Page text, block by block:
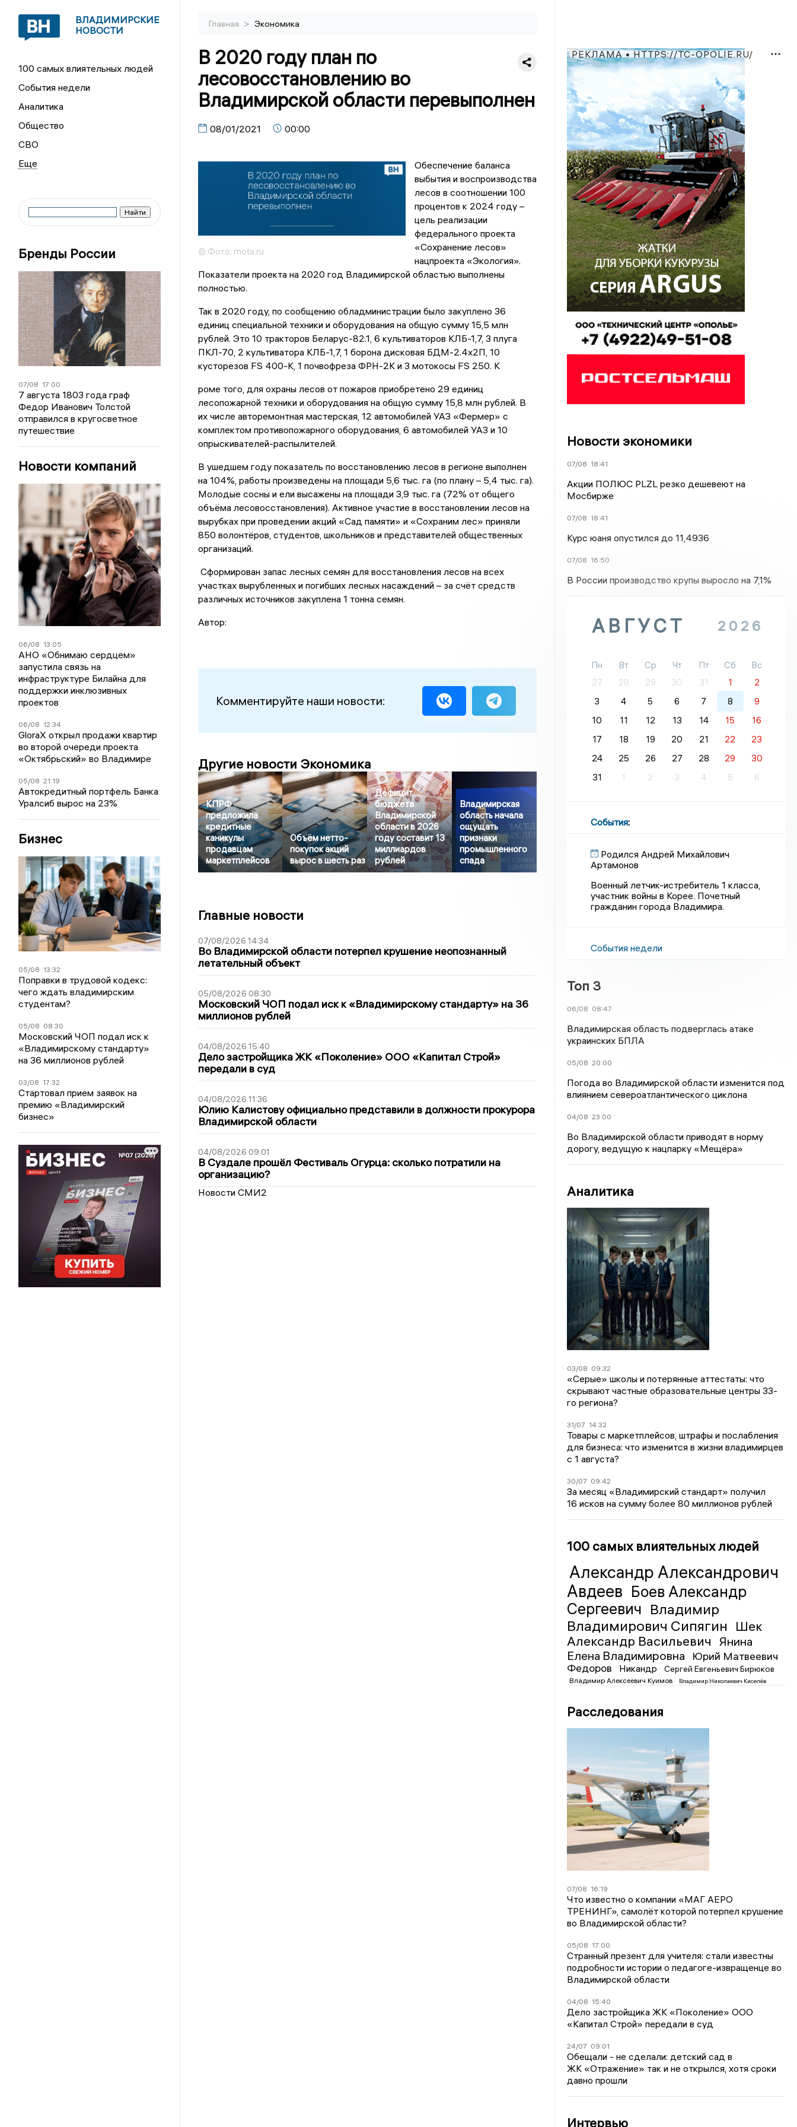
ВЛАДИМИРСКИЕ
НОВОСТИ
100 самых влиятельных людей
События недели
Аналитика
Общество
СВО
Бренды России
07/08 17:00
7 августа 1803 года граф
Федор Иванович Толстой
отправился в кругосветное
путешествие
Новости компаний
06/08 13:05
АНО «Обнимаю сердцем»
запустила связь на
инфраструктуре Билайна для
поддержки инклюзивных
проектов
06/08 12:34
GloraX открыл продажи квартир
во второй очереди проекта
«Октябрьский» во Владимире
05/08 21:19
Автокредитный портфель Банка
Уралсиб вырос на 23%
Бизнес
05/08 13:32
Поправки в трудовой кодекс:
чего ждать владимирским
студентам?
05/08 08:30
Московский ЧОП подал иск к
«Владимирскому стандарту»
на 36 миллионов рублей
03/08 17:32
Стартовал прием заявок на
премию «Владимирский
бизнес»
Главная > Экономика
В 2020 году план по
лесовосстановлению во
Владимирской области перевыполнен
08/01/2021 00:00
© Фото: mota.ru
Обеспечение баланса
выбытия и воспроизводства
лесов в соотношении 100
процентов к 2024 году –
цель реализации
федерального проекта
«Сохранение лесов»
нацпроекта «Экология».
Показатели проекта на 2020 год Владимирской областью выполнены
полностью.
Так в 2020 году, по сообщению обладминистрации было закуплено 36
единиц специальной техники и оборудования на общую сумму 15,5 млн
рублей. Это 10 тракторов Беларус-82.1, 6 культиваторов КЛБ-1,7, 3 плуга
ПКЛ-70, 2 культиватора КЛБ-1,7, 1 борона дисковая БДМ-2.4х2П, 10
кусторезов FS 400-K, 1 почвофреза ФРН-2К и 3 мотокосы FS 250. К
роме того, для охраны лесов от пожаров приобретено 29 единиц
лесопожарной техники и оборудования на общую сумму 15,8 млн рублей. В
их числе авторемонтная мастерская, 12 автомобилей УАЗ «Фермер» с
комплектом противопожарного оборудования, 6 автомобилей УАЗ и 10
опрыскивателей-распылителей.
В ушедшем году показатель по восстановлению лесов в регионе выполнен
на 104%, работы произведены на площади 5,6 тыс. га (по плану – 5,4 тыс. га).
Молодые сосны и ели высажены на площади 3,9 тыс. га (72% от общего
объёма лесовосстановления). Активное участие в восстановлении лесов на
вырубках при проведении акций «Сад памяти» и «Сохраним лес» приняли
850 волонтёров, студентов, школьников и представителей общественных
организаций.
Сформирован запас лесных семян для восстановления лесов на всех
участках вырубленных и погибших лесных насаждений – за счёт средств
различных источников закуплена 1 тонна семян.
Автор:
Комментируйте наши новости:
Другие новости Экономика
КПРФ
предложила
кредитные
каникулы
продавцам
маркетплейсов
Объём нетто-
покупок акций
вырос в шесть раз
Дефицит
бюджета
Владимирской
области в 2026
году составит 13
миллиардов
рублей
Владимирская
область начала
ощущать
признаки
промышленного
спада
Главные новости
07/08/2026 14:34
Во Владимирской области потерпел крушение неопознанный
летательный объект
05/08/2026 08:30
Московский ЧОП подал иск к «Владимирскому стандарту» на 36
миллионов рублей
04/08/2026 15:40
Дело застройщика ЖК «Поколение» ООО «Капитал Строй»
передали в суд
04/08/2026 11:36
Юлию Калистову официально представили в должности прокурора
Владимирской области
04/08/2026 09:01
В Суздале прошёл Фестиваль Огурца: сколько потратили на
организацию?
Новости СМИ2
РЕКЛАМА • HTTPS://TC-OPOLIE.RU/
Новости экономики
07/08 18:41
Акции ПОЛЮС PLZL резко дешевеют на
Мосбирже
07/08 18:41
Курс юаня опустился до 11,4936
07/08 16:50
В России производство крупы выросло на 7,1%
АВГУСТ 2026
Пн Вт Ср Чт Пт Сб
Вс
27
28 29 30 31 1
2
3
4 5 6 7 8
9
10
11 12 13 14 15
16
17
18 19 20 21 22
23
24
25 26 27 28 29
30
31
1 2 3 4 5 6
События:
Родился Андрей Михайлович
Артамонов
Военный летчик-истребитель 1 класса,
участник войны в Корее. Почетный
гражданин города Владимира.
События недели
Топ 3
06/08 08:47
Владимирская область подверглась атаке
украинских БПЛА
05/08 20:00
Погода во Владимирской области изменится под
влиянием североатлантического циклона
04/08 23:00
Во Владимирской области приводят в норму
дорогу, ведущую к нацпарку «Мещёра»
Аналитика
03/08 09:32
«Серые» школы и потерянные аттестаты: что
скрывают частные образовательные центры 33-
го региона?
31/07 14:32
Товары с маркетплейсов, штрафы и послабления
для бизнеса: что изменится в жизни владимирцев
с 1 августа?
30/07 09:42
За месяц «Владимирский стандарт» получил
16 исков на сумму более 80 миллионов рублей
100 самых влиятельных людей
Александр Александрович
Авдеев Боев Александр
Сергеевич Владимир
Владимирович Сипягин Шек
Александр Васильевич
Янина
Елена Владимировна
Юрий Матвеевич
Федоров
Никандр Сергей Евгеньевич Бирюков
Владимир Алексеевич Куимов Владимир Николаевич Киселёв
Расследования
07/08 16:19
Что известно о компании «МАГ АЕРО
ТРЕНИНГ», самолёт которой потерпел крушение
во Владимирской области?
05/08 17:00
Странный презент для учителя: стали известны
подробности истории о педагоге-извращенце во
Владимирской области
04/08 15:40
Дело застройщика ЖК «Поколение» ООО
«Капитал Строй» передали в суд
24/07 09:01
Обещали - не сделали: детский сад в
ЖК «Отражение» так и не открылся, хотя сроки
давно прошли
Интервью